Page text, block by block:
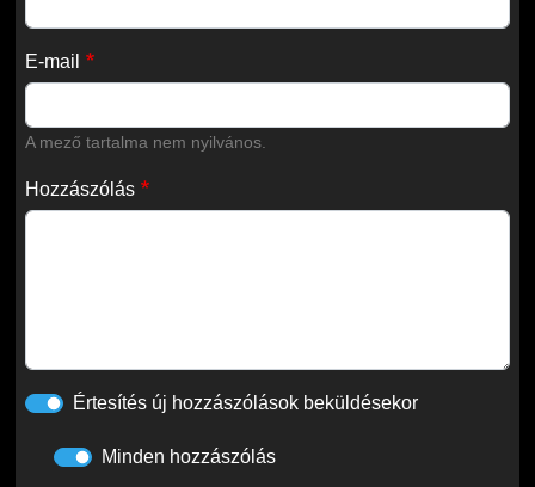
E-mail
A mező tartalma nem nyilvános.
Hozzászólás
Értesítés új hozzászólások beküldésekor
Minden hozzászólás